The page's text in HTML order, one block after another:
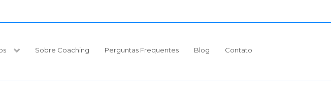
Sobre Coaching Perguntas Frequentes Blog Contato